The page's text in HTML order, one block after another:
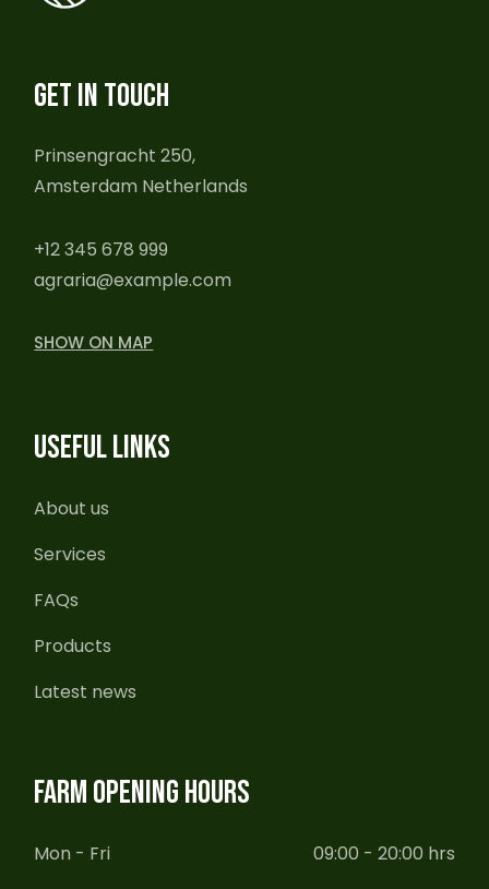
GET IN TOUCH
Prinsengracht 250,
Amsterdam Netherlands
+12 345 678 999
agraria@example.com
SHOW ON MAP
USEFUL LINKS
About us
Services
FAQs
Products
Latest news
FARM OPENING HOURS
Mon - Fri
09:00 - 20:00 hrs